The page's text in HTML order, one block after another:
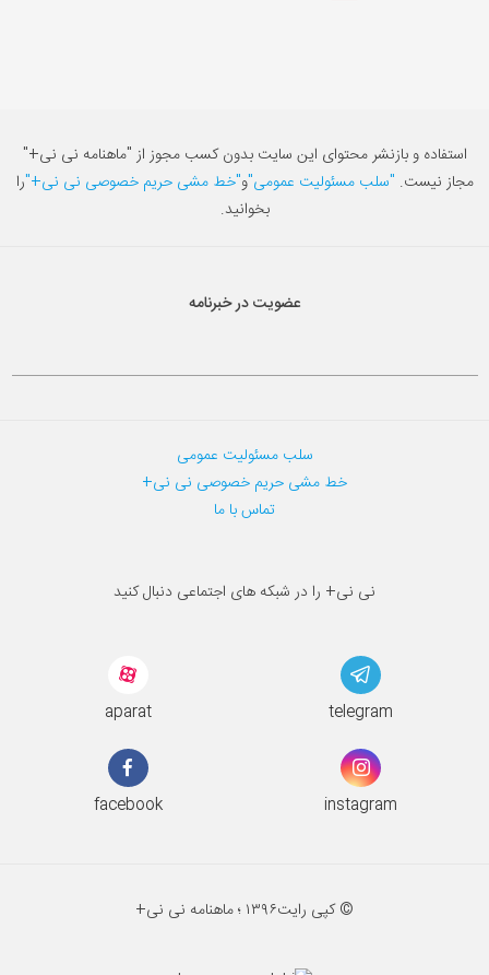
استفاده و بازنشر محتوای این سایت بدون کسب مجوز از "ماهنامه نی نی+"
مجاز نیست. "سلب مسئولیت عمومی"و"خط مشی حریم خصوصی نی نی+"را
بخوانید.
عضویت در خبرنامه
سلب مسئولیت عمومی
خط مشی حریم خصوصی نی نی+
تماس با ما
نی نی+ را در شبکه های اجتماعی دنبال کنید
aparat telegram
facebook instagram
© کپی رایت۱۳۹۶ ؛ ماهنامه نی نی+